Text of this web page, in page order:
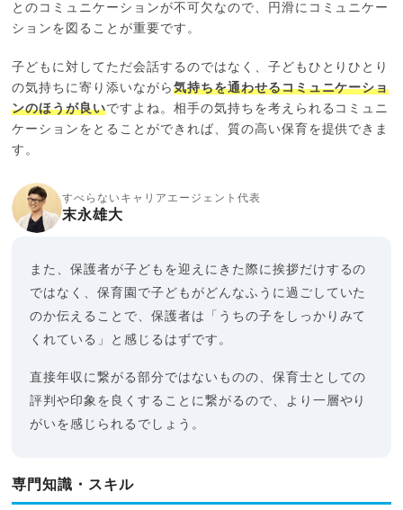
とのコミュニケーションが不可欠なので、円滑にコミュニケー
ションを図ることが重要です。
子どもに対してただ会話するのではなく、子どもひとりひとり
の気持ちに寄り添いながら 気持ちを通わせるコミュニケーショ
ンのほうが良いですよね。相手の気持ちを考えられるコミュニ
ケーションをとることができれば、質の高い保育を提供できま
す。
すべらないキャリアエージェント代表
末永雄大
また、保護者が子どもを迎えにきた際に挨拶だけするの
ではなく、保育園で子どもがどんなふうに過ごしていた
のか伝えることで、保護者は「うちの子をしっかりみて
くれている」と感じるはずです。
直接年収に繋がる部分ではないものの、保育士としての
評判や印象を良くすることに繋がるので、より一層やり
がいを感じられるでしょう。
専門知識・スキル